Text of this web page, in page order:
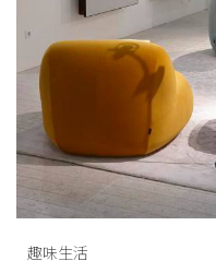
趣味生活